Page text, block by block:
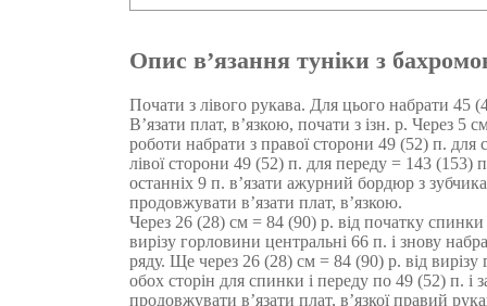
Опис в’язання туніки з
Почати з лівого рукава. Для цього набрати 45
В’язати плат, в’язкою, почати з ізн. р. Через 5
роботи набрати з правої сторони 49 (52) п. для
лівої сторони 49 (52) п. для переду = 143 (153)
останніх 9 п. в’язати ажурний бордюр з
продовжувати в’язати плат, в’язкою.
Через 26 (28) см = 84 (90) р. від початку спинки
вирізу горловини центральні 66 п. і знову
ряду. Ще через 26 (28) см = 84 (90) р. від вирізу
обох сторін для спинки і переду по 49 (52) п. і
продовжувати в’язати плат, в’язкої правий